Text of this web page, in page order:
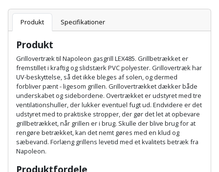
Fugtsikring
Garageport
Gelænder
Gips
Grundmursplader
Hardieplank
brædder
Hemsestige
Fugepistol
og
skumpistol
Gevindskærer
Gipsværktøj
Glasløfter
Glasskærer
Hæftepistol
Betonsliber
Bindemaskine
Bits
Bor
Bordrundsav
Bore-
og
skruemaskine
Motorenhed
Motorsav
kædesav
Motorsav
og
kædesav
tilbehør
Pælebor
Brænde
Brandslukker
Brugskunst
Camping
Damprengøring
Dørmåtte
afrensning
Spartelmasse
væg
Tape
og
fittings
Stålvask
Ventilation
og
indeklima
Guides
Gaveideer
Aktiviteter
Produkt Specifikationer
Produkt
Grillovertræk til Napoleon gasgrill LEX485. Grillbetrækket er
fremstillet i kraftig og slidstærk PVC polyester. Grillovertræk har
UV-beskyttelse, så det ikke bleges af solen, og dermed
forbliver pænt - ligesom grillen. Grillovertrækket dækker både
underskabet og sidebordene. Overtrækket er udstyret med tre
ventilationshuller, der lukker eventuel fugt ud. Endvidere er det
udstyret med to praktiske stropper, der gør det let at opbevare
grillbetrækket, når grillen er i brug. Skulle der blive brug for at
rengøre betrækket, kan det nemt gøres med en klud og
sæbevand. Forlæng grillens levetid med et kvalitets betræk fra
Napoleon.
Produktfordele